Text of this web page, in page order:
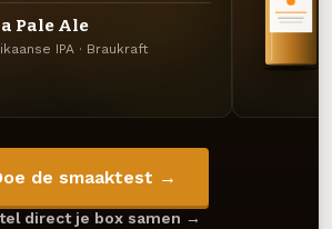
Pale Ale
IPA · Braukraft
de smaaktest →
direct je box samen →